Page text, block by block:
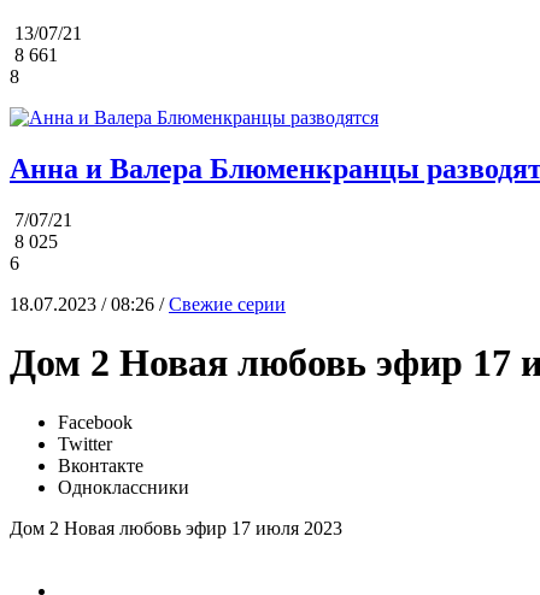
13/07/21
8 661
8
Анна и Валера Блюменкранцы
7/07/21
8 025
6
18.07.2023 / 08:26 /Свежие серии
Дом 2 Новая любовь эфир 17
Facebook
Twitter
Вконтакте
Одноклассники
Дом 2 Новая любовь эфир 17 июля 2023